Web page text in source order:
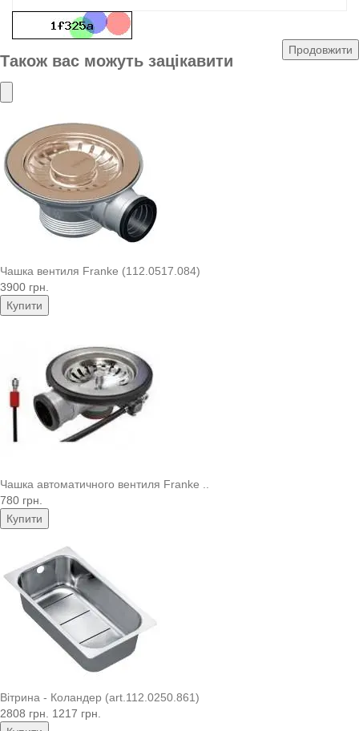
Продовжити
Також вас можуть зацікавити
Чашка вентиля Franke (112.0517.084)
3900 грн.
Купити
Чашка автоматичного вентиля Franke ..
780 грн.
Купити
Вітрина - Коландер (art.112.0250.861)
2808 грн. 1217 грн.